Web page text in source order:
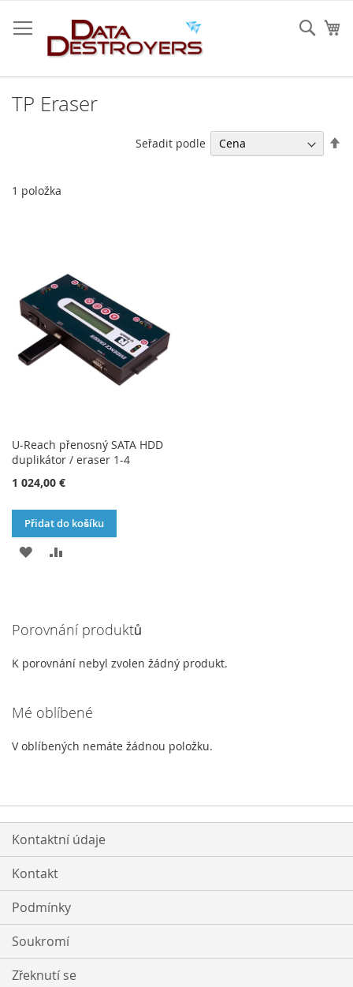
na
obsah
TP Eraser
1 položka
Seřadit podle
U-Reach přenosný SATA HDD
duplikátor / eraser 1-4
1 024,00 €
Přidat do košíku
PŘIDAT
Porovnání produktů
K porovnání nebyl zvolen žádný produkt.
Mé oblíbené
V oblíbených nemáte žádnou položku.
Kontaktní údaje
Kontakt
Podmínky
Soukromí
Zřeknutí se